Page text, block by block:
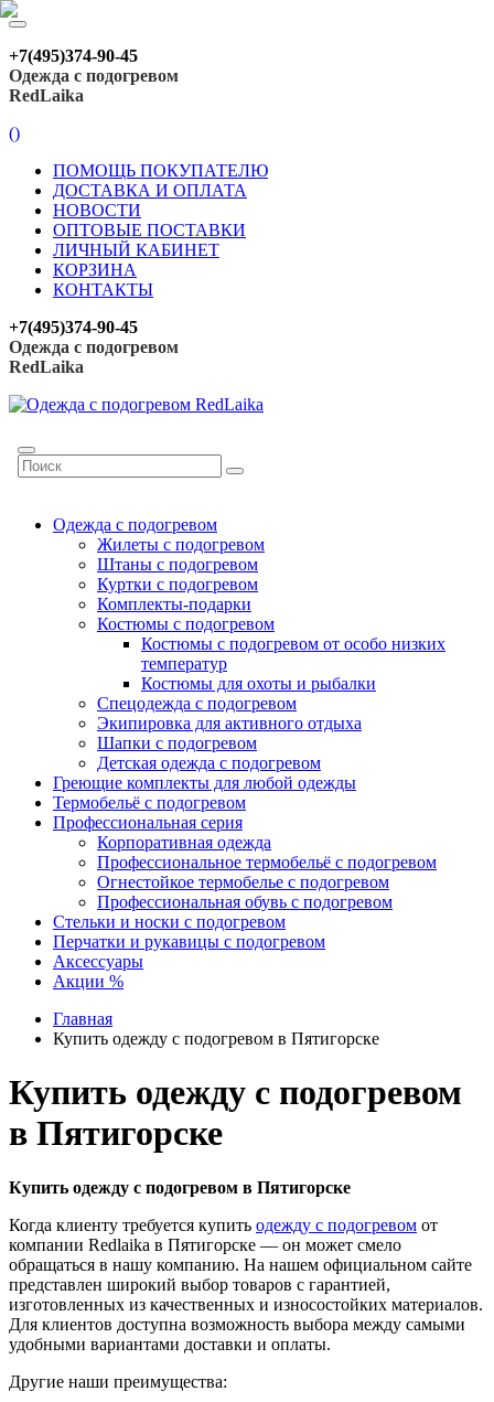
+7(495)374-90-45
Одежда с подогревом
RedLaika
()
ПОМОЩЬ ПОКУПАТЕЛЮ
ДОСТАВКА И ОПЛАТА
НОВОСТИ
ОПТОВЫЕ ПОСТАВКИ
ЛИЧНЫЙ КАБИНЕТ
КОРЗИНА
КОНТАКТЫ
+7(495)374-90-45
Одежда с подогревом
RedLaika
Одежда с подогревом
Жилеты с подогревом
Штаны с подогревом
Куртки с подогревом
Комплекты-подарки
Костюмы с подогревом
Костюмы с подогревом от особо низких
температур
Костюмы для охоты и рыбалки
Спецодежда с подогревом
Экипировка для активного отдыха
Шапки с подогревом
Детская одежда с подогревом
Греющие комплекты для любой одежды
Термобельё с подогревом
Профессиональная серия
Корпоративная одежда
Профессиональное термобельё с подогревом
Огнестойкое термобелье с подогревом
Профессиональная обувь с подогревом
Стельки и носки с подогревом
Перчатки и рукавицы с подогревом
Аксессуары
Акции %
Главная
Купить одежду с подогревом в Пятигорске
Купить одежду с подогревом
в Пятигорске
Купить одежду с подогревом в Пятигорске
Когда клиенту требуется купить одежду с подогревом от
компании Redlaika в Пятигорске — он может смело
обращаться в нашу компанию. На нашем официальном сайте
представлен широкий выбор товаров с гарантией,
изготовленных из качественных и износостойких материалов.
Для клиентов доступна возможность выбора между самыми
удобными вариантами доставки и оплаты.
Другие наши преимущества: